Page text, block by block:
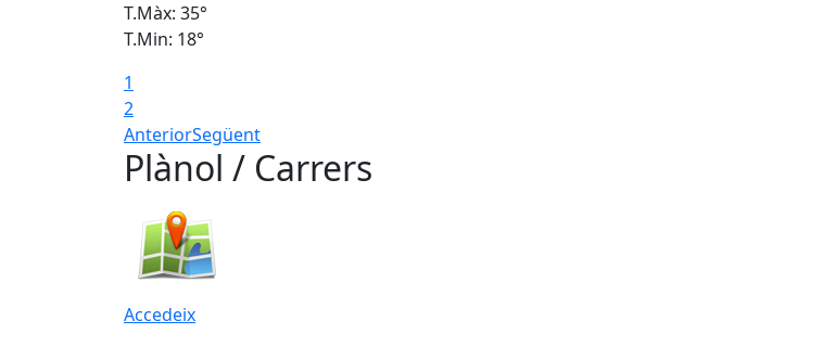
T.Màx: 35°
T.Min: 18°
1
2
AnteriorSegüent
Plànol / Carrers
Accedeix